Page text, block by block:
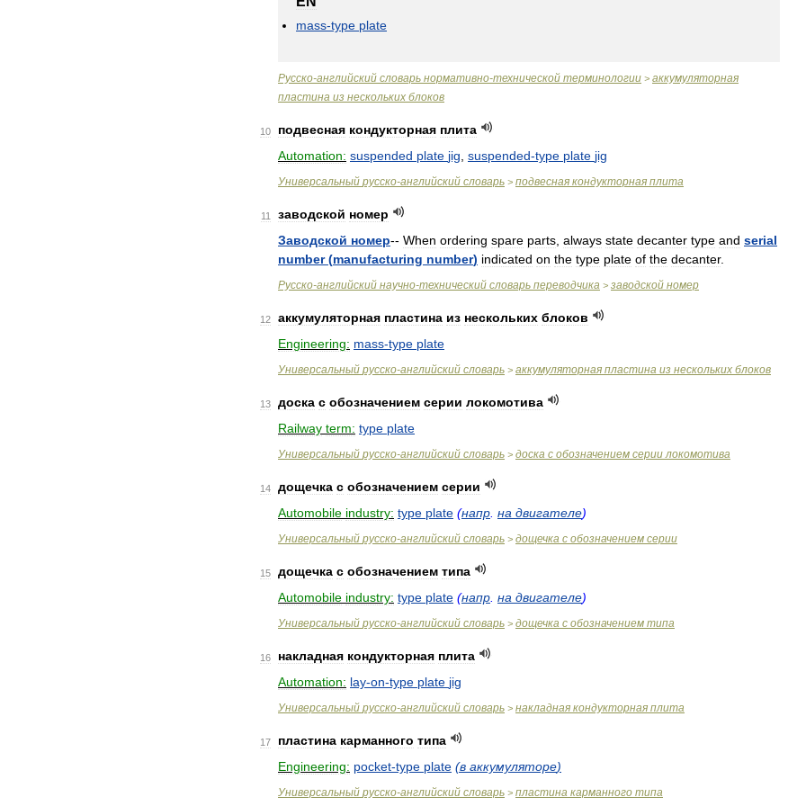
mass-type plate
Русско-английский словарь нормативно-технической терминологии > аккумуляторная
пластина из нескольких блоков
10 подвесная кондукторная плита
Automation: suspended plate jig suspended-type plate jig
Универсальный русско-английский словарь > подвесная кондукторная плита
11 заводской номер
Заводской номер-- When ordering spare parts always state decanter type and serial
number(manufacturing number) indicated on the type plate of the decanter.
Русско-английский научно-технический словарь переводчика > заводской номер
12 аккумуляторная пластина из нескольких блоков
Engineering: mass-type plate
Универсальный русско-английский словарь > аккумуляторная пластина из нескольких блоков
13 доска с обозначением серии локомотива
Railway term: type plate
Универсальный русско-английский словарь > доска с обозначением серии локомотива
14 дощечка с обозначением серии
Automobile industry: type plate (напр на двигателе)
Универсальный русско-английский словарь > дощечка с обозначением серии
15 дощечка с обозначением типа
Automobile industry: type plate (напр на двигателе)
Универсальный русско-английский словарь > дощечка с обозначением типа
16 накладная кондукторная плита
Automation: lay-on-type plate jig
Универсальный русско-английский словарь > накладная кондукторная плита
17 пластина карманного типа
Engineering: pocket-type plate (в аккумуляторе)
Универсальный русско-английский словарь > пластина карманного типа